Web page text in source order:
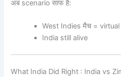
अब scenario साफ है:
West Indies मैच =
India still alive
What India Did Right : India vs